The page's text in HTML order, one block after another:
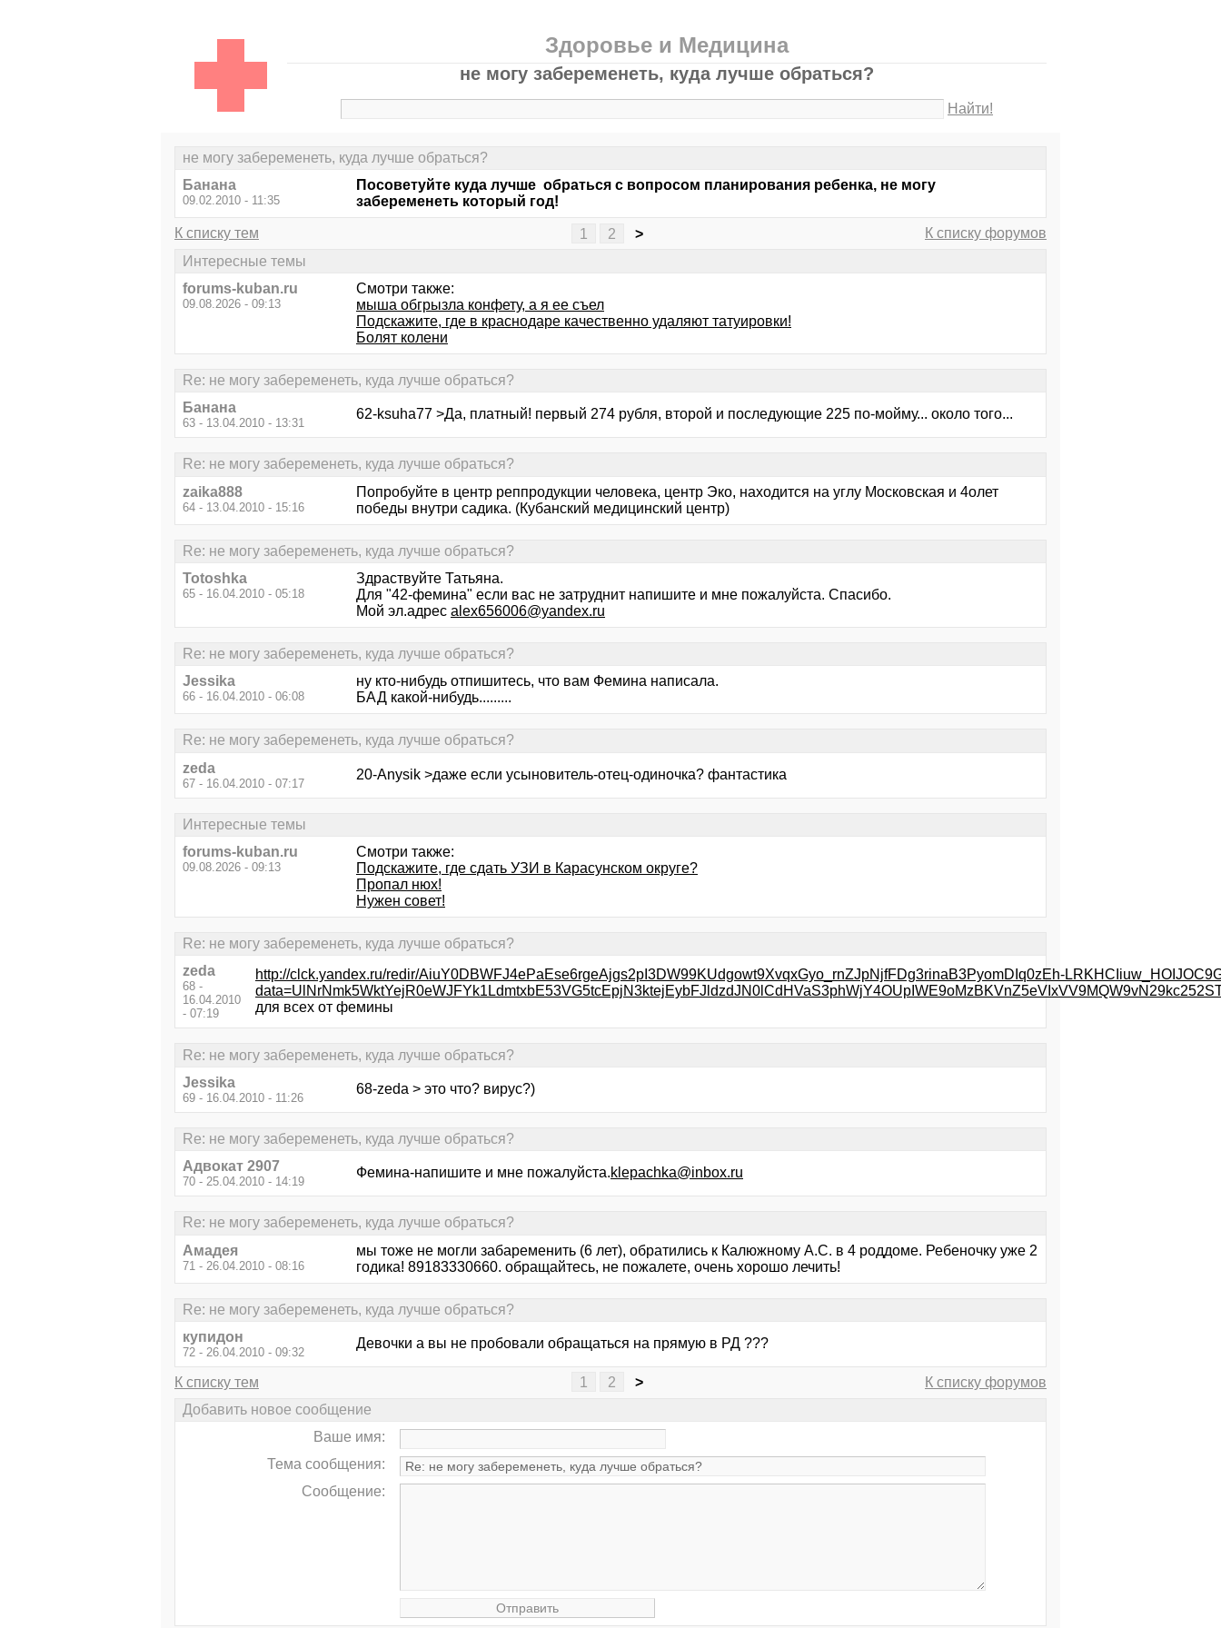
Здоровье и Медицина
не могу забеременеть, куда лучше обраться?
Найти!
не могу забеременеть, куда лучше обраться?
Банана
09.02.2010 - 11:35
Посоветуйте куда лучше обраться с вопросом планирования ребенка, не могу
забеременеть который год!
К списку тем 1 2 >
К списку форумов
Интересные темы
forums-kuban.ru
09.08.2026 - 09:13
Смотри также:
мыша обгрызла конфету, а я ее съел
Подскажите, где в краснодаре качественно удаляют татуировки!
Болят колени
Re: не могу забеременеть, куда лучше обраться?
Банана
63 - 13.04.2010 - 13:31
62-ksuha77 >Да, платный! первый 274 рубля, второй и последующие 225 по-мойму... около того...
Re: не могу забеременеть, куда лучше обраться?
zaika888
64 - 13.04.2010 - 15:16
Попробуйте в центр реппродукции человека, центр Эко, находится на углу Московская и 4олет
победы внутри садика. (Кубанский медицинский центр)
Re: не могу забеременеть, куда лучше обраться?
Totoshka
65 - 16.04.2010 - 05:18
Здраствуйте Татьяна.
Для "42-фемина" если вас не затруднит напишите и мне пожалуйста. Спасибо.
Мой эл.адрес alex656006@yandex.ru
Re: не могу забеременеть, куда лучше обраться?
Jessika
66 - 16.04.2010 - 06:08
ну кто-нибудь отпишитесь, что вам Фемина написала.
БАД какой-нибудь.........
Re: не могу забеременеть, куда лучше обраться?
zeda
67 - 16.04.2010 - 07:17
20-Anysik >даже если усыновитель-отец-одиночка? фантастика
Интересные темы
forums-kuban.ru
09.08.2026 - 09:13
Смотри также:
Подскажите, где сдать УЗИ в Карасунском округе?
Пропал нюх!
Нужен совет!
Re: не могу забеременеть, куда лучше обраться?
zeda
68 -
16.04.2010
- 07:19
http://clck.yandex.ru/redir/AiuY0DBWFJ4ePaEse6rgeAjgs2pI3DW99KUdgowt9XvqxGyo_rnZJpNjfFDg3rinaB3PyomDIq0zEh-
для всех от фемины
Re: не могу забеременеть, куда лучше обраться?
Jessika
69 - 16.04.2010 - 11:26
68-zeda > это что? вирус?)
Re: не могу забеременеть, куда лучше обраться?
Адвокат 2907
70 - 25.04.2010 - 14:19
Фемина-напишите и мне пожалуйста.klepachka@inbox.ru
Re: не могу забеременеть, куда лучше обраться?
Амадея
71 - 26.04.2010 - 08:16
мы тоже не могли забаременить (6 лет), обратились к Калюжному А.С. в 4 роддоме. Ребеночку уже 2
годика! 89183330660. обращайтесь, не пожалете, очень хорошо лечить!
Re: не могу забеременеть, куда лучше обраться?
купидон
72 - 26.04.2010 - 09:32
Девочки а вы не пробовали обращаться на прямую в РД ???
К списку тем 1 2 >
К списку форумов
Добавить новое сообщение
Ваше имя:
Тема сообщения:
Сообщение: